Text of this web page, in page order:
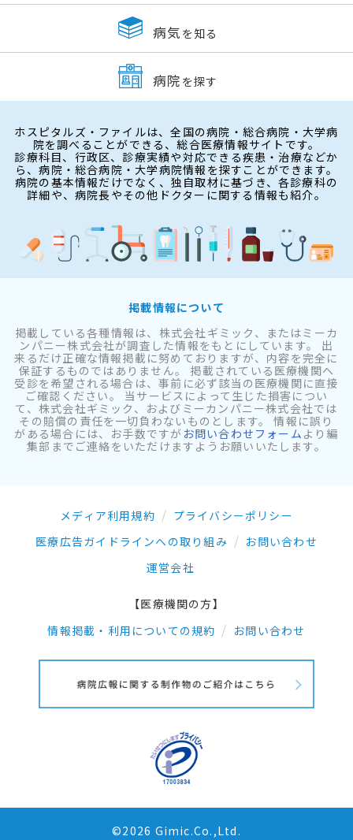
病気 を知る
病院 を探す
ホスピタルズ・ファイルは、全国の病院・総合病院・大学病
院を調べることができる、総合医療情報サイトです。
診療科目、行政区、診療実績や対応できる疾患・治療などか
ら、病院・総合病院・大学病院情報を探すことができます。
病院の基本情報だけでなく、独自取材に基づき、各診療科の
詳細や、病院長やその他ドクターに関する情報も紹介。
掲載情報について
掲載している各種情報は、株式会社ギミック、またはミーカ
ンパニー株式会社が調査した情報をもとにしています。 出
来るだけ正確な情報掲載に努めておりますが、内容を完全に
保証するものではありません。 掲載されている医療機関へ
受診を希望される場合は、事前に必ず該当の医療機関に直接
ご確認ください。 当サービスによって生じた損害につい
て、株式会社ギミック、およびミーカンパニー株式会社では
その賠償の責任を一切負わないものとします。 情報に誤り
がある場合には、お手数ですが お問い合わせフォーム より編
集部までご連絡をいただけますようお願いいたします。
メディア利用規約
プライバシーポリシー
医療広告ガイドラインへの取り組み
お問い合わせ
運営会社
【医療機関の方】
情報掲載・利用についての規約
お問い合わせ
©2026 Gimic.Co.,Ltd.